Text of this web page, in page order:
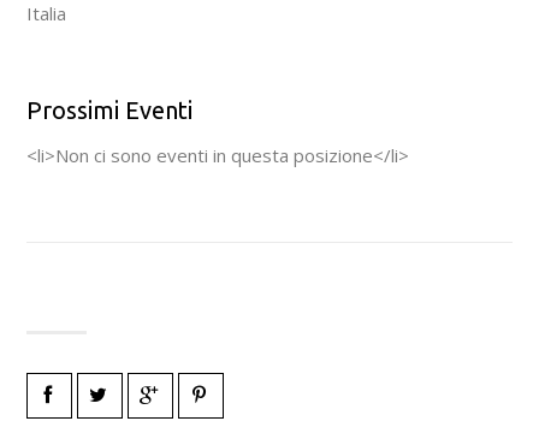
Italia
Prossimi Eventi
<li>Non ci sono eventi in questa posizione</li>